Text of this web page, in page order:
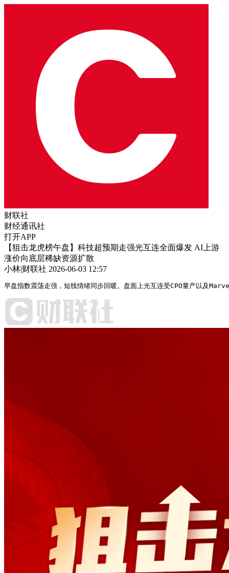
财联社
财经通讯社
打开APP
【狙击龙虎榜午盘】科技超预期走强光互连全面爆发 AI上游
涨价向底层稀缺资源扩散
小林|财联社 2026-06-03 12:57
早盘指数震荡走强，短线情绪同步回暖。盘面上光互连受CPO量产以及